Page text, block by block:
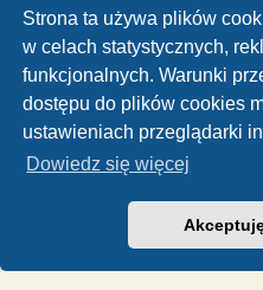
Strona ta używa plików
w celach statystycznych,
funkcjonalnych. Warunki
dostępu do plików cookies
ustawieniach przeglądarki
Dowiedz się więcej
Technologię dostarczaphpBB®
Zasady ochrony